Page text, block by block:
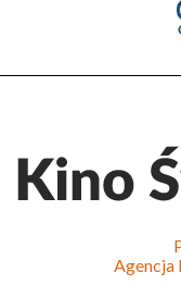
Agencja